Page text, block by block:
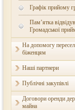
Графік прийому
Пам’ятка
Громадської
На допомогу
біженцям
Наші партнери
Публічні закупівлі
Договори оренди
майна